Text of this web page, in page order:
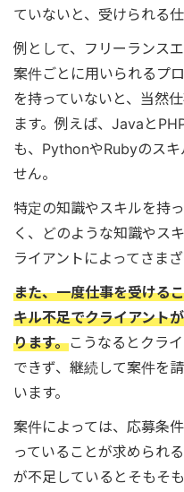
ていないと、受けられる
例として、フリーランス
案件ごとに用いられるプ
を持っていないと、当然
ます。例えば、Javaと
も、PythonやRubyのス
せん。
特定の知識やスキルを持
く、どのような知識やス
ライアントによってさまざ
また、一度仕事を受ける
キル不足でクライアント
ります。こうなるとクラ
できず、継続して案件を
います。
案件によっては、応募条
っていることが求められ
が不足しているとそもそ